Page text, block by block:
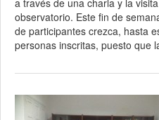
a través de una charla y la
observatorio. Este fin de
de participantes crezca, hasta
personas inscritas, puesto que